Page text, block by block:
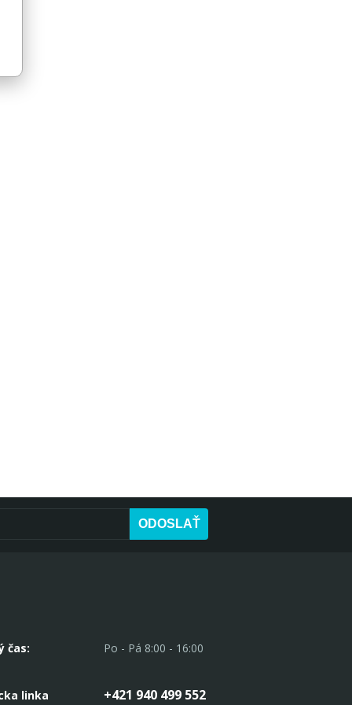
ODOSLAŤ
čas: Po - Pá 8:00 - 16:00
linka +421 940 499 552